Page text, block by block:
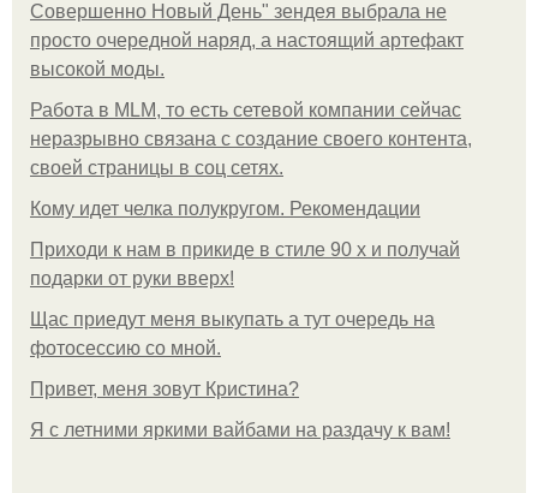
Совершенно Новый День" зендея выбрала не
просто очередной наряд, а настоящий артефакт
высокой моды.
Работа в MLM, то есть сетевой компании сейчас
неразрывно связана с создание своего контента,
своей страницы в соц сетях.
Кому идет челка полукругом. Рекомендации
Приходи к нам в прикиде в стиле 90 х и получай
подарки от руки вверх!
Щас приедут меня выкупать а тут очередь на
фотосессию со мной.
Привет, меня зовут Кристина?
Я с летними яркими вайбами на раздачу к вам!